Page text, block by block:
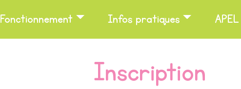
Fonctionnement Infos pratiques APEL
Inscription